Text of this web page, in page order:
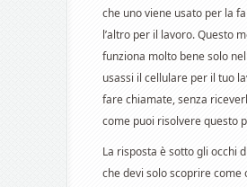
che uno viene usato per la
l’altro per il lavoro. Questo
funziona molto bene solo
usassi il cellulare per il tuo
fare chiamate, senza
come puoi risolvere questo
La risposta è sotto gli occhi
che devi solo scoprire come